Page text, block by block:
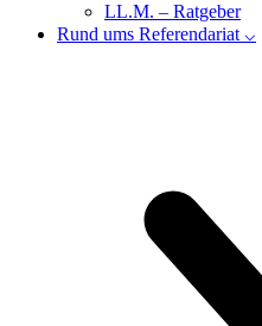
LL.M. – Ratgeber
Rund ums Referendariat ⌵